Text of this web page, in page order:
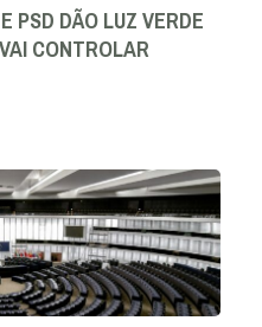
PSD DÃO LUZ VERDE
CONTROLAR